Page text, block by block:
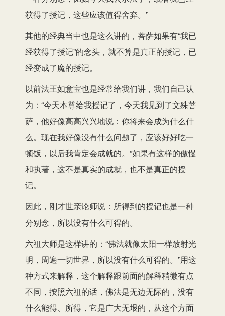
获得了授记，这些应该值得舍弃。”
其他的经典当中也是这么讲的，菩萨如果有“我已
经获得了授记”的念头，就不算是真正的授记，已
经变成了魔的授记。
以前法王如意宝也是经常给我们讲，我们自己认
为：“今天本尊给我授记了，今天我见到了文殊菩
萨，他好像高高兴兴地说：你将来会成为什么什
么。现在我好像没有什么问题了，应该好好吃一
顿饭，以后我肯定会成就的。”如果有这样的傲慢
和执著，这不是真实的成就，也不是真正的授
记。
因此，刚才世亲论师说：所得到的授记也是一种
分别念，所以没有什么可得的。
六祖大师是这样讲的：“佛法就像太阳一样放射光
明，周遍一切世界，所以没有什么可得的。”用这
种方式来解释，这个解释跟前面的解释稍微有点
不同，按照六祖的话，佛法是无边无际的，没有
什么能得、所得，它是广大无垠的，从这个方面